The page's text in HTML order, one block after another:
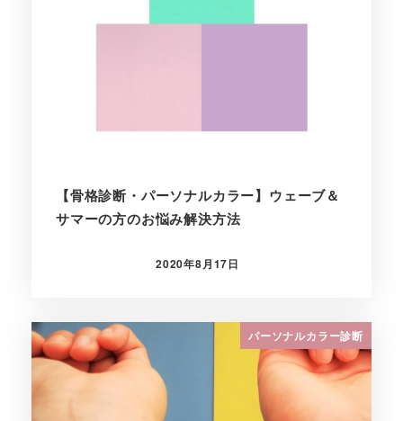
【骨格診断・パーソナルカラー】ウェーブ＆
サマーの方のお悩み解決方法
投稿日
2020年8月17日
パーソナルカラー診断